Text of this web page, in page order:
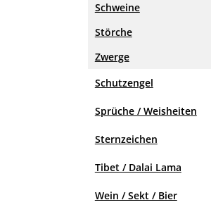
Schweine
Störche
Zwerge
Schutzengel
Sprüche / Weisheiten
Sternzeichen
Tibet / Dalai Lama
Wein / Sekt / Bier